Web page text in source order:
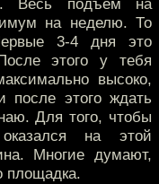
Весь подъем на
на неделю. То
3-4 дня это
этого у тебя
высоко,
после этого ждать
Для того, чтобы
на этой
Многие думают,
площадка.